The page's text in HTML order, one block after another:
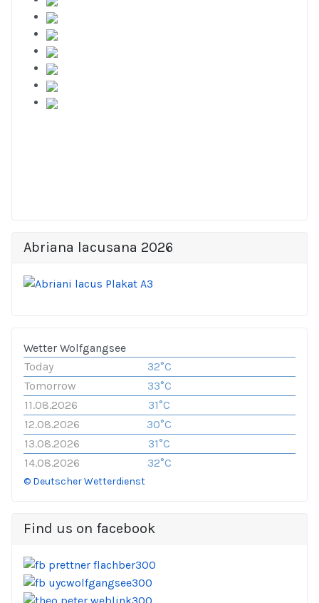
Abriana lacusana 2026
Wetter Wolfgangsee
Today
32°C
Tomorrow
33°C
11.08.2026
31°C
12.08.2026
30°C
13.08.2026
31°C
14.08.2026
32°C
© Deutscher Wetterdienst
Find us on facebook